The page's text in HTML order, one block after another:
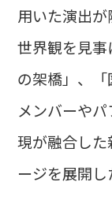
用いた演出
世界観を見
の架橋」、
メンバーや
現が融合し
ージを展開し